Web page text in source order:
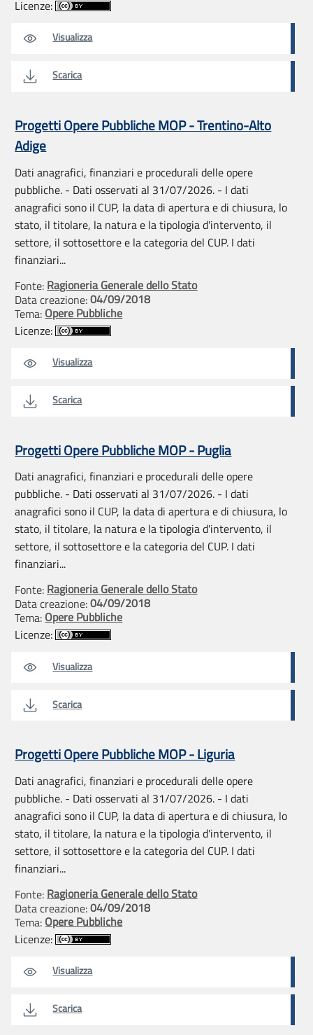
Licenze:
Visualizza
Scarica
Progetti Opere Pubbliche MOP - Trentino-Alto
Adige
Dati anagrafici, finanziari e procedurali delle opere
pubbliche. - Dati osservati al 31/07/2026. - I dati
anagrafici sono il CUP, la data di apertura e di chiusura, lo
stato, il titolare, la natura e la tipologia d'intervento, il
settore, il sottosettore e la categoria del CUP. I dati
finanziari...
Fonte: Ragioneria Generale dello Stato
Data creazione:04/09/2018
Tema: Opere Pubbliche
Licenze:
Visualizza
Scarica
Progetti Opere Pubbliche MOP - Puglia
Dati anagrafici, finanziari e procedurali delle opere
pubbliche. - Dati osservati al 31/07/2026. - I dati
anagrafici sono il CUP, la data di apertura e di chiusura, lo
stato, il titolare, la natura e la tipologia d'intervento, il
settore, il sottosettore e la categoria del CUP. I dati
finanziari...
Fonte: Ragioneria Generale dello Stato
Data creazione:04/09/2018
Tema: Opere Pubbliche
Licenze:
Visualizza
Scarica
Progetti Opere Pubbliche MOP - Liguria
Dati anagrafici, finanziari e procedurali delle opere
pubbliche. - Dati osservati al 31/07/2026. - I dati
anagrafici sono il CUP, la data di apertura e di chiusura, lo
stato, il titolare, la natura e la tipologia d'intervento, il
settore, il sottosettore e la categoria del CUP. I dati
finanziari...
Fonte: Ragioneria Generale dello Stato
Data creazione:04/09/2018
Tema: Opere Pubbliche
Licenze:
Visualizza
Scarica